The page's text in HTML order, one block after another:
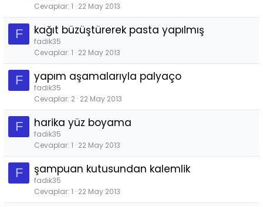
Cevaplar 1 22 May 2013
F kağıt büzüştürerek pasta yapılmış
fadik35
Cevaplar 1 22 May 2013
F yapım aşamalarıyla palyaço
fadik35
Cevaplar 2 22 May 2013
F harika yüz boyama
fadik35
Cevaplar 1 22 May 2013
F şampuan kutusundan kalemlik
fadik35
Cevaplar 1 22 May 2013